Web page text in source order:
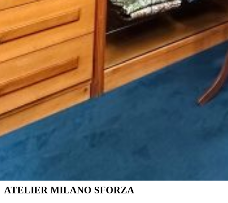
ATELIER MILANO SFORZA